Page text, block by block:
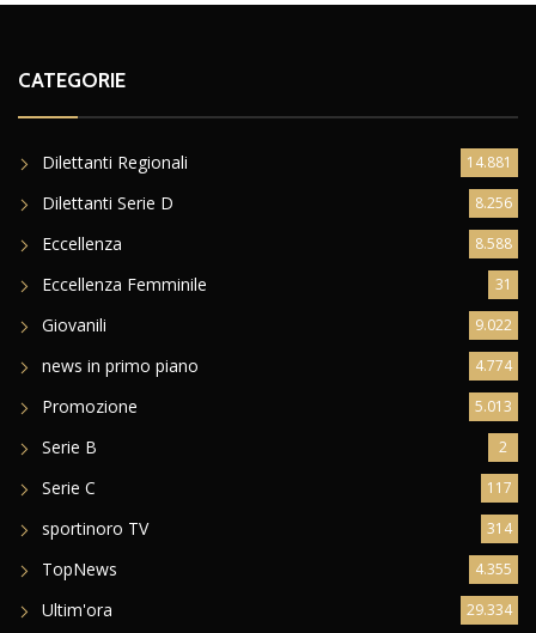
CATEGORIE
Dilettanti Regionali 14.881
Dilettanti Serie D 8.256
Eccellenza 8.588
Eccellenza Femminile 31
Giovanili 9.022
news in primo piano 4.774
Promozione 5.013
Serie B 2
Serie C 117
sportinoro TV 314
TopNews 4.355
Ultim'ora 29.334